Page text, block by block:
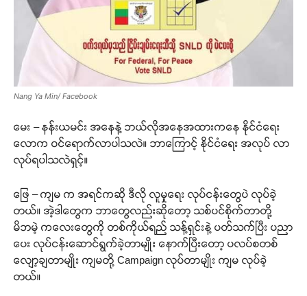
Nang Ya Min/ Facebook
မေး – နန်းယမင်း အနေနဲ့ ဘယ်လိုအနေအထားကနေ နိုင်ငံရေး
လောက ဝင်ရောက်လာပါသလဲ။ ဘာကြောင့် နိုင်ငံရေး အလုပ် လာ
လုပ်ရပါသလဲရှင့်။
ဖြေ – ကျမ က အရင်ကဆို ဒီလို လူမှုရေး လုပ်ငန်းတွေပဲ လုပ်ခဲ့
တယ်။ အဲ့ဒါတွေက ဘာတွေလည်းဆိုတော့ သစ်ပင်စိုက်တာတို့
မိဘမဲ့ ကလေးတွေကို တစ်ကိုယ်ရည် သန့်ရှင်းနဲ့ ပတ်သက်ပြီး ပညာ
ပေး လုပ်ငန်းဆောင်ရွက်ခဲ့တာမျိုး နောက်ပြီးတော့ ပလပ်စတစ်
လျော့ချတာမျိုး ကျမတို့ Campaign လုပ်တာမျိုး ကျမ လုပ်ခဲ့
တယ်။